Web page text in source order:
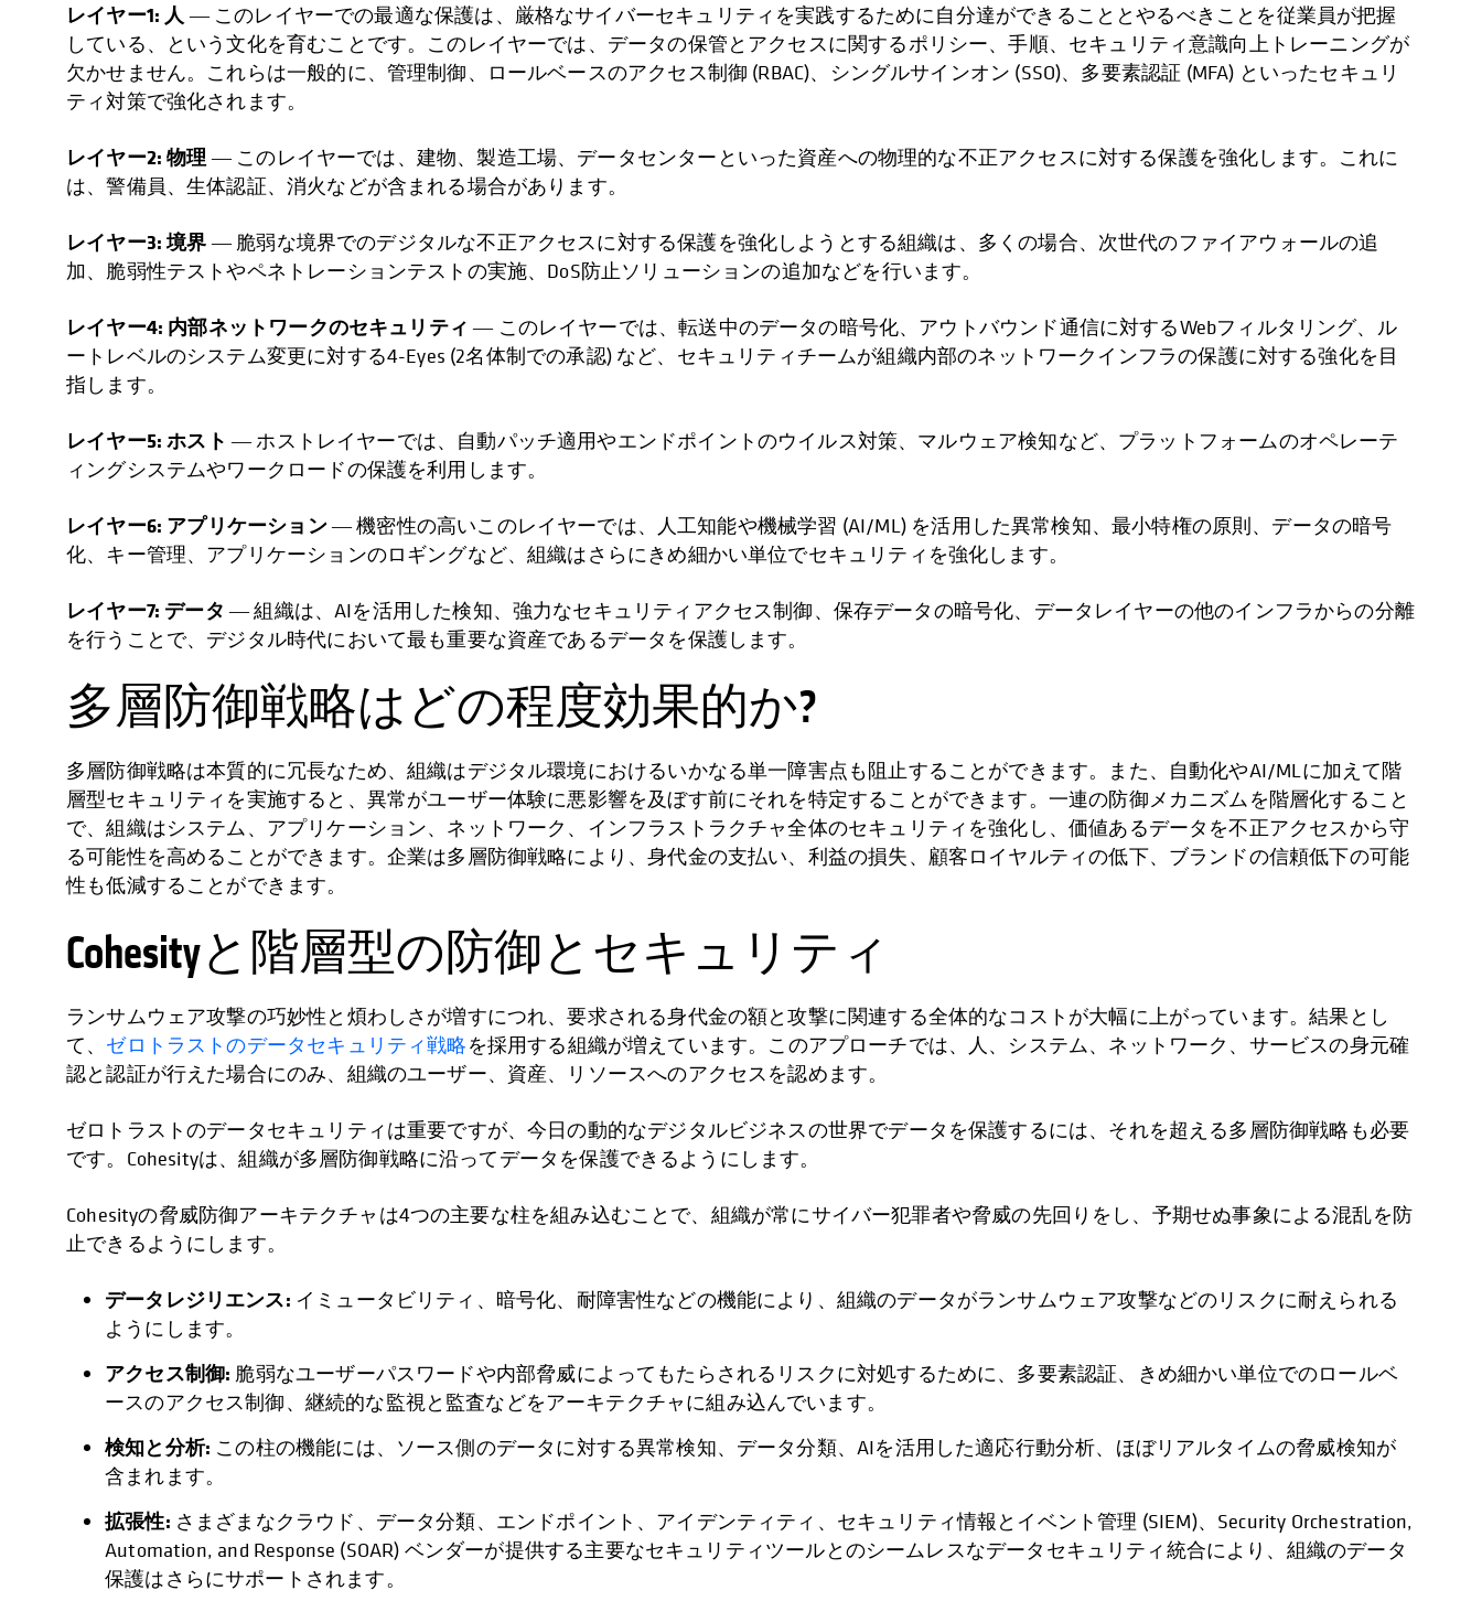
レイヤー1: 人― このレイヤーでの最適な保護は、厳格なサイバーセキュリティを実践するために自分達ができることとやるべきことを従業員が把握
している、という文化を育むことです。このレイヤーでは、データの保管とアクセスに関するポリシー、手順、セキュリティ意識向上トレーニングが
欠かせません。これらは一般的に、管理制御、ロールベースのアクセス制御 (RBAC)、シングルサインオン (SSO)、多要素認証 (MFA) といったセキュリ
ティ対策で強化されます。
レイヤー2: 物理― このレイヤーでは、建物、製造工場、データセンターといった資産への物理的な不正アクセスに対する保護を強化します。これに
は、警備員、生体認証、消火などが含まれる場合があります。
レイヤー3: 境界― 脆弱な境界でのデジタルな不正アクセスに対する保護を強化しようとする組織は、多くの場合、次世代のファイアウォールの追
加、脆弱性テストやペネトレーションテストの実施、DoS防止ソリューションの追加などを行います。
レイヤー4: 内部ネットワークのセキュリティ ― このレイヤーでは、転送中のデータの暗号化、アウトバウンド通信に対するWebフィルタリング、ル
ートレベルのシステム変更に対する4-Eyes (2名体制での承認) など、セキュリティチームが組織内部のネットワークインフラの保護に対する強化を目
指します。
レイヤー5: ホスト ― ホストレイヤーでは、自動パッチ適用やエンドポイントのウイルス対策、マルウェア検知など、プラットフォームのオペレーテ
ィングシステムやワークロードの保護を利用します。
レイヤー6: アプリケーション― 機密性の高いこのレイヤーでは、人工知能や機械学習 (AI/ML) を活用した異常検知、最小特権の原則、データの暗号
化、キー管理、アプリケーションのロギングなど、組織はさらにきめ細かい単位でセキュリティを強化します。
レイヤー7: データ ― 組織は、AIを活用した検知、強力なセキュリティアクセス制御、保存データの暗号化、データレイヤーの他のインフラからの分離
を行うことで、デジタル時代において最も重要な資産であるデータを保護します。
多層防御戦略はどの程度効果的か?
多層防御戦略は本質的に冗長なため、組織はデジタル環境におけるいかなる単一障害点も阻止することができます。また、自動化やAI/MLに加えて階
層型セキュリティを実施すると、異常がユーザー体験に悪影響を及ぼす前にそれを特定することができます。一連の防御メカニズムを階層化すること
で、組織はシステム、アプリケーション、ネットワーク、インフラストラクチャ全体のセキュリティを強化し、価値あるデータを不正アクセスから守
る可能性を高めることができます。企業は多層防御戦略により、身代金の支払い、利益の損失、顧客ロイヤルティの低下、ブランドの信頼低下の可能
性も低減することができます。
Cohesityと階層型の防御とセキュリティ
ランサムウェア攻撃の巧妙性と煩わしさが増すにつれ、要求される身代金の額と攻撃に関連する全体的なコストが大幅に上がっています。結果とし
て、 ゼロトラストのデータセキュリティ戦略を採用する組織が増えています。このアプローチでは、人、システム、ネットワーク、サービスの身元確
認と認証が行えた場合にのみ、組織のユーザー、資産、リソースへのアクセスを認めます。
ゼロトラストのデータセキュリティは重要ですが、今日の動的なデジタルビジネスの世界でデータを保護するには、それを超える多層防御戦略も必要
です。Cohesityは、組織が多層防御戦略に沿ってデータを保護できるようにします。
Cohesityの脅威防御アーキテクチャは4つの主要な柱を組み込むことで、組織が常にサイバー犯罪者や脅威の先回りをし、予期せぬ事象による混乱を防
止できるようにします。
データレジリエンス: イミュータビリティ、暗号化、耐障害性などの機能により、組織のデータがランサムウェア攻撃などのリスクに耐えられる
ようにします。
アクセス制御: 脆弱なユーザーパスワードや内部脅威によってもたらされるリスクに対処するために、多要素認証、きめ細かい単位でのロールベ
ースのアクセス制御、継続的な監視と監査などをアーキテクチャに組み込んでいます。
検知と分析: この柱の機能には、ソース側のデータに対する異常検知、データ分類、AIを活用した適応行動分析、ほぼリアルタイムの脅威検知が
含まれます。
拡張性: さまざまなクラウド、データ分類、エンドポイント、アイデンティティ、セキュリティ情報とイベント管理 (SIEM)、Security Orchestration,
Automation, and Response (SOAR) ベンダーが提供する主要なセキュリティツールとのシームレスなデータセキュリティ統合により、組織のデータ
保護はさらにサポートされます。